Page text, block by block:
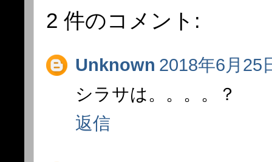
2 件のコメント:
Unknown 2018年6月25
シラサは。。。。？
返信